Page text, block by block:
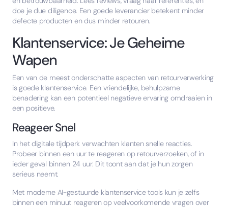
doe je due diligence. Een goede leverancier betekent minder
defecte producten en dus minder retouren.
Klantenservice: Je Geheime
Wapen
Een van de meest onderschatte aspecten van retourverwerking
is goede klantenservice. Een vriendelijke, behulpzame
benadering kan een potentieel negatieve ervaring omdraaien in
een positieve.
Reageer Snel
In het digitale tijdperk verwachten klanten snelle reacties.
Probeer binnen een uur te reageren op retourverzoeken, of in
ieder geval binnen 24 uur. Dit toont aan dat je hun zorgen
serieus neemt.
Met moderne AI-gestuurde klantenservice tools kun je zelfs
binnen een minuut reageren op veelvoorkomende vragen over